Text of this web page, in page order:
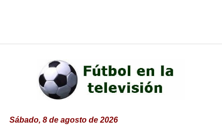
Sábado, 8 de agosto de 2026